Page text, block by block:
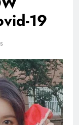
19